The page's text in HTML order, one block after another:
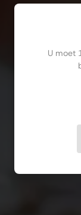
U moet